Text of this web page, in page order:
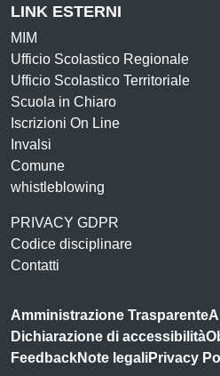
LINK ESTERNI
MIM
Ufficio Scolastico Regionale
Ufficio Scolastico Territoriale
Scuola in Chiaro
Iscrizioni On Line
Invalsi
Comune
whistleblowing
PRIVACY GDPR
Codice disciplinare
Contatti
Amministrazione Trasparente
Dichiarazione di accessibilità
FeedbackNote legaliPrivacy